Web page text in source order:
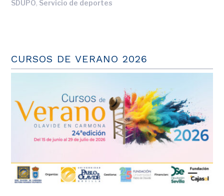
SDUPO, Servicio de deportes
CURSOS DE VERANO 2026